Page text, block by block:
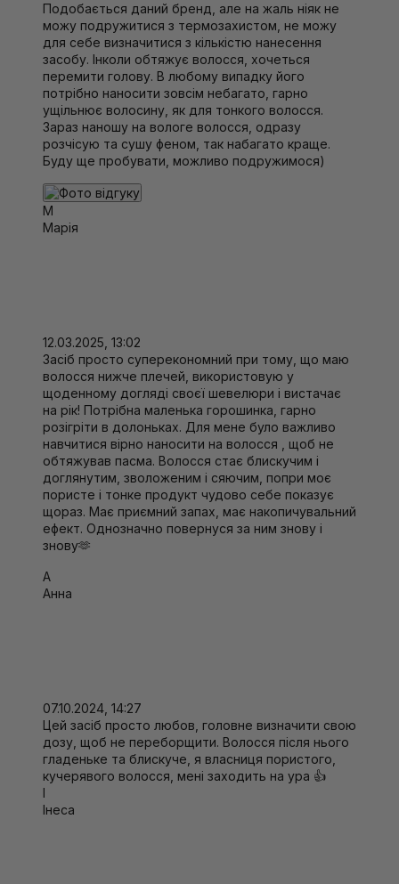
Подобається даний бренд, але на жаль ніяк не
можу подружитися з термозахистом, не можу
для себе визначитися з кількістю нанесення
засобу. Інколи обтяжує волосся, хочеться
перемити голову. В любому випадку його
потрібно наносити зовсім небагато, гарно
ущільнює волосину, як для тонкого волосся.
Зараз наношу на вологе волосся, одразу
розчісую та сушу феном, так набагато краще.
Буду ще пробувати, можливо подружимося)
М
Марія
12.03.2025, 13:02
Засіб просто суперекономний при тому, що маю
волосся нижче плечей, використовую у
щоденному догляді своєї шевелюри і вистачає
на рік! Потрібна маленька горошинка, гарно
розігріти в долоньках. Для мене було важливо
навчитися вірно наносити на волосся , щоб не
обтяжував пасма. Волосся стає блискучим і
доглянутим, зволоженим і сяючим, попри моє
пористе і тонке продукт чудово себе показує
щораз. Має приємний запах, має накопичувальний
ефект. Однозначно повернуся за ним знову і
знову🫶
А
Анна
07.10.2024, 14:27
Цей засіб просто любов, головне визначити свою
дозу, щоб не переборщити. Волосся після нього
гладеньке та блискуче, я власниця пористого,
кучерявого волосся, мені заходить на ура 👍
І
Інеса